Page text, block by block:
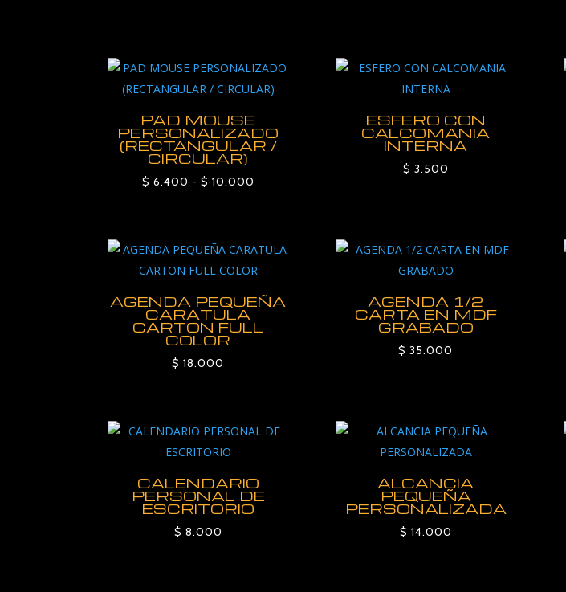
PAD MOUSE
PERSONALIZADO
(RECTANGULAR /
CIRCULAR)
$ 6.400 - $ 10.000
desde
$ 6.400
$ 10.000
ESFERO CON
CALCOMANIA
INTERNA
$ 3.500
AGENDA PEQUEÑA
CARATULA
CARTON FULL
COLOR
$ 18.000
AGENDA 1/2
CARTA EN MDF
GRABADO
$ 35.000
CALENDARIO
PERSONAL DE
ESCRITORIO
$ 8.000
ALCANCIA
PEQUEÑA
PERSONALIZADA
$ 14.000